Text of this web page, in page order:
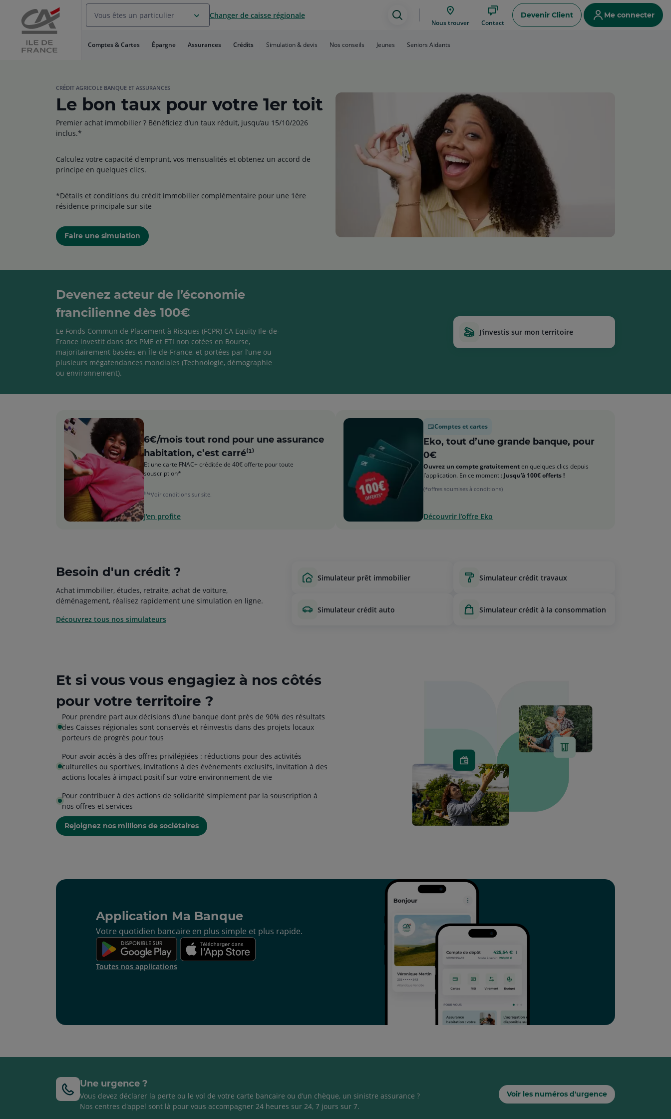
au
Menu
Aller au
Contenu
Vous êtes un particulier Changer de caisse régionale
Assistance
de
Nous trouver Contact
Devenir Client Me connecter
Comptes & Cartes Épargne Assurances Crédits Simulation & devis Nos conseils Jeunes Seniors Aidants
CRÉDIT AGRICOLE BANQUE ET ASSURANCES
Le bon taux pour votre 1er toit
Premier achat immobilier ? Bénéficiez d’un taux réduit, jusqu’au 15/10/2026
inclus.*
Calculez votre capacité d'emprunt, vos mensualités et obtenez un accord de
principe en quelques clics.
*Détails et conditions du crédit immobilier complémentaire pour une 1ère
résidence principale sur site
Faire une simulation
Devenez acteur de l’économie
francilienne dès 100€
Le Fonds Commun de Placement à Risques (FCPR) CA Equity Ile-de-
France investit dans des PME et ETI non cotées en Bourse,
majoritairement basées en Île-de-France, et portées par l’une ou
plusieurs mégatendances mondiales (Technologie, démographie
ou environnement).
j'investis sur mon territoire
6€/mois tout rond pour une assurance
habitation, c’est carré⁽¹⁾
Et une carte FNAC+ créditée de 40€ offerte pour toute
souscription*
⁽¹⁾*Voir conditions sur site.
J'en profite
Comptes et cartes
Eko, tout d’une grande banque, pour
0€
Ouvrez un compte gratuitementen quelques clics depuis
l’application. En ce moment : Jusqu’à 100€ offerts !
(*offres soumises à conditions)
Découvrir l’offre Eko
Besoin d'un crédit ?
Achat immobilier, études, retraite, achat de voiture,
déménagement, réalisez rapidement une simulation en ligne.
Découvrez tous nos simulateurs
simulateur prêt immobilier simulateur crédit travaux
simulateur crédit auto simulateur crédit à la consommation
Et si vous vous engagiez à nos côtés
pour votre territoire ?
Pour prendre part aux décisions d’une banque dont près de 90% des résultats
des Caisses régionales sont conservés et réinvestis dans des projets locaux
porteurs de progrès pour tous
Pour avoir accès à des offres privilégiées : réductions pour des activités
culturelles ou sportives, invitations à des évènements exclusifs, invitation à des
actions locales à impact positif sur votre environnement de vie
Pour contribuer à des actions de solidarité simplement par la souscription à
nos offres et services
Rejoignez nos millions de sociétaires
Application Ma Banque
Votre quotidien bancaire en plus simple et plus rapide.
Toutes nos applications
Une urgence ?
Vous devez déclarer la perte ou le vol de votre carte bancaire ou d’un chèque, un sinistre assurance ?
Nos centres d'appel sont là pour vous accompagner 24 heures sur 24, 7 jours sur 7.
Voir les numéros d'urgence